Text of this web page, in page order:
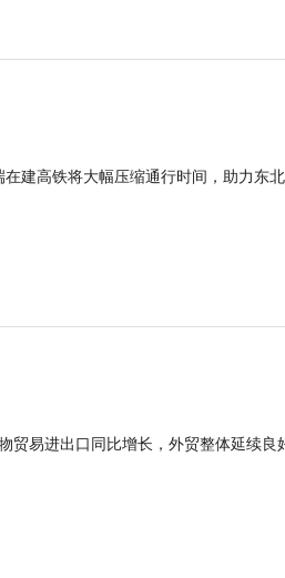
建高铁将大幅压缩通行时间，助力东
贸易进出口同比增长，外贸整体延续良